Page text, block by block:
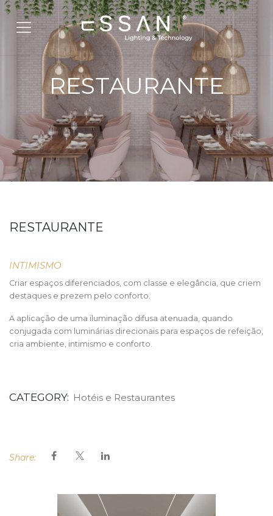
Pular para o conteúdo
RESTAURANTE
RESTAURANTE
INTIMISMO
Criar espaços diferenciados, com classe e elegância, que criem
destaques e prezem pelo conforto.
A aplicação de uma iluminação difusa atenuada, quando
conjugada com luminárias direcionais para espaços de refeição,
cria ambiente, intimismo e conforto.
CATEGORY: Hotéis e Restaurantes
Share: